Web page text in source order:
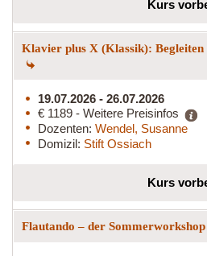
Kurs
Klavier plus X (Klassik): Begleiten
19.07.2026 - 26.07.2026
€ 1189 - Weitere Preisinfos
Dozenten: Wendel, Susanne
Domizil: Stift Ossiach
Kurs
Flautando – der